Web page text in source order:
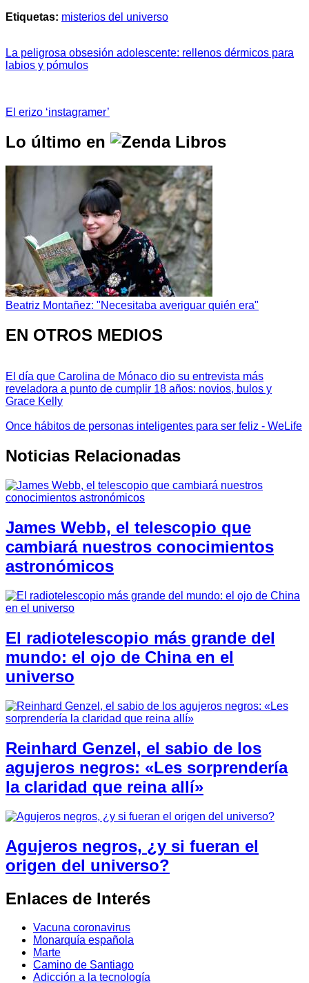
Etiquetas: misterios del universo
La peligrosa obsesión adolescente: rellenos dérmicos para
labios y pómulos
El erizo ‘instagramer’
Lo último en
Beatriz Montañez: "Necesitaba averiguar quién era"
EN OTROS MEDIOS
El día que Carolina de Mónaco dio su entrevista más
reveladora a punto de cumplir 18 años: novios, bulos y
Grace Kelly
Once hábitos de personas inteligentes para ser feliz - WeLife
Noticias Relacionadas
James Webb, el telescopio que
cambiará nuestros conocimientos
astronómicos
El radiotelescopio más grande del
mundo: el ojo de China en el
universo
Reinhard Genzel, el sabio de los
agujeros negros: «Les sorprendería
la claridad que reina allí»
Agujeros negros, ¿y si fueran el
origen del universo?
Enlaces de Interés
Vacuna coronavirus
Monarquía española
Marte
Camino de Santiago
Adicción a la tecnología